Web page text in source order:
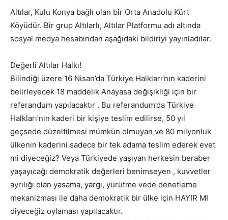
Altılar, Kulu Konya bağlı olan bir Orta Anadolu Kürt
Köyüdür. Bir grup Altılarlı, Altılar Platformu adı altında
sosyal medya hesabından aşağıdaki bildiriyi yayınladılar.
Değerli Altılar Halkı!
Bilindiği üzere 16 Nisan’da Türkiye Halkları’nın kaderini
belirleyecek 18 maddelik Anayasa değişikliği için bir
referandum yapılacaktır . Bu referandum’da Türkiye
Halkları’nın kaderi bir kişiye teslim edilirse, 50 yıl
geçsede düzeltilmesi mümkün olmuyan ve 80 milyonluk
ülkenin kaderini sadece bir tek adama teslim ederek evet
mi diyeceğiz? Veya Türkiyede yaşıyan herkesin beraber
yaşayıcağı demokratik değerleri benimseyen , kuvvetler
ayrılığı olan yasama, yargı, yürütme vede denetleme
mekanizması ile daha demokratik bir ülke için HAYIR MI
diyeceğiz oylaması yapılacaktır.